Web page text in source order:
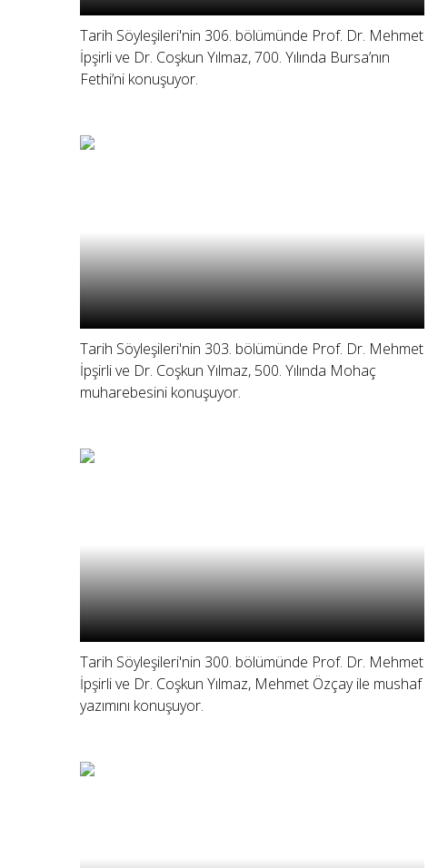
Tarih Söyleşileri'nin 306. bölümünde Prof. Dr. Mehmet
İpşirli ve Dr. Coşkun Yılmaz, 700. Yılında Bursa’nın
Fethi’ni konuşuyor.
Tarih Söyleşileri'nin 303. bölümünde Prof. Dr. Mehmet
İpşirli ve Dr. Coşkun Yılmaz, 500. Yılında Mohaç
muharebesini konuşuyor.
Tarih Söyleşileri'nin 300. bölümünde Prof. Dr. Mehmet
İpşirli ve Dr. Coşkun Yılmaz, Mehmet Özçay ile mushaf
yazımını konuşuyor.